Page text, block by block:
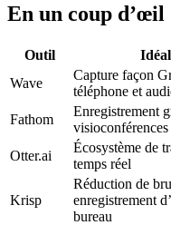
En un coup d’œil
Outil
Wave
Capture façon
téléphone et
Fathom
Enregistrement
visioconférences
Otter.ai
Écosystème de
temps réel
Krisp
Réduction de
enregistrement
bureau